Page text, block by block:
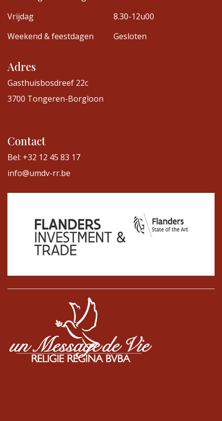
Vrijdag
8.30-12u00
Weekend & feestdagen
Gesloten
Adres
Gasthuisbosdreef 22c
3700 Tongeren-Borgloon
Contact
Bel: +32 12 45 83 17
info@umdv-rr.be